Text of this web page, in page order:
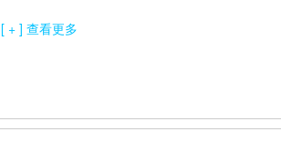
[ + ] 查看更多